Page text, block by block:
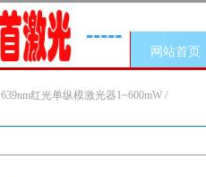
网站首页
639nm红光单纵模激光器1~600mW /